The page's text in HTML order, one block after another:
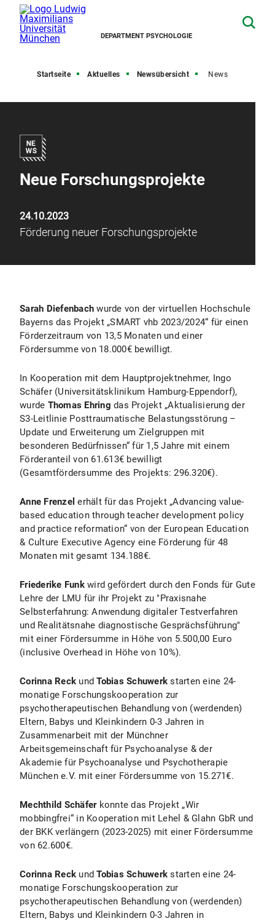
DEPARTMENT PSYCHOLOGIE
Startseite Aktuelles Newsübersicht News
Neue Forschungsprojekte
24.10.2023
Förderung neuer Forschungsprojekte
Sarah Diefenbach wurde von der virtuellen Hochschule
Bayerns das Projekt „SMART vhb 2023/2024“ für einen
Förderzeitraum von 13,5 Monaten und einer
Fördersumme von 18.000€ bewilligt.
In Kooperation mit dem Hauptprojektnehmer, Ingo
Schäfer (Universitätsklinikum Hamburg-Eppendorf),
wurde Thomas Ehring das Projekt „Aktualisierung der
S3-Leitlinie Posttraumatische Belastungsstörung –
Update und Erweiterung um Zielgruppen mit
besonderen Bedürfnissen“ für 1,5 Jahre mit einem
Förderanteil von 61.613€ bewilligt
(Gesamtfördersumme des Projekts: 296.320€).
Anne Frenzel erhält für das Projekt „Advancing value-
based education through teacher development policy
and practice reformation“ von der European Education
& Culture Executive Agency eine Förderung für 48
Monaten mit gesamt 134.188€.
Friederike Funkwird gefördert durch den Fonds für Gute
Lehre der LMU für ihr Projekt zu "Praxisnahe
Selbsterfahrung: Anwendung digitaler Testverfahren
und Realitätsnahe diagnostische Gesprächsführung"
mit einer Fördersumme in Höhe von 5.500,00 Euro
(inclusive Overhead in Höhe von 10%).
Corinna Reck und Tobias Schuwerk starten eine 24-
monatige Forschungskooperation zur
psychotherapeutischen Behandlung von (werdenden)
Eltern, Babys und Kleinkindern 0-3 Jahren in
Zusammenarbeit mit der Münchner
Arbeitsgemeinschaft für Psychoanalyse & der
Akademie für Psychoanalyse und Psychotherapie
München e.V. mit einer Fördersumme von 15.271€.
Mechthild Schäferkonnte das Projekt „Wir
mobbingfrei“ in Kooperation mit Lehel & Glahn GbR und
der BKK verlängern (2023-2025) mit einer Fördersumme
von 62.600€.
Corinna Reck und Tobias Schuwerk starten eine 24-
monatige Forschungskooperation zur
psychotherapeutischen Behandlung von (werdenden)
Eltern, Babys und Kleinkindern 0-3 Jahren in